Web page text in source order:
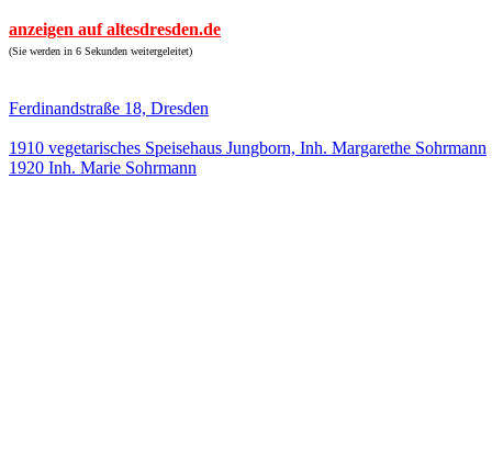
anzeigen auf altesdresden.de
(Sie werden in 6 Sekunden weitergeleitet)
Ferdinandstraße 18, Dresden
1910 vegetarisches Speisehaus Jungborn, Inh. Margarethe Sohrmann
1920 Inh. Marie Sohrmann